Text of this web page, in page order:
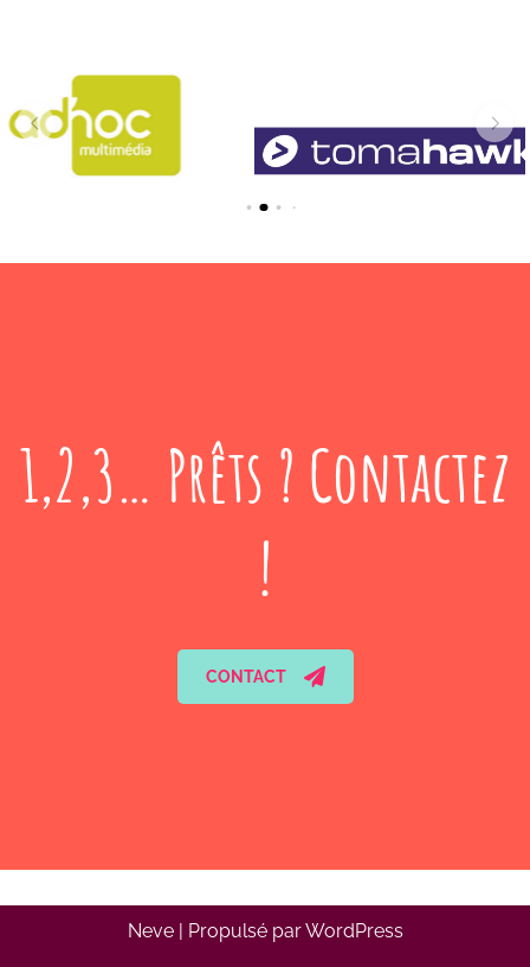
1,2,3… Prêts ? Contactez
!
CONTACT
Neve| Propulsé parWordPress